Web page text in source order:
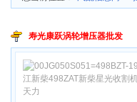
寿光康跃涡轮增压器批发